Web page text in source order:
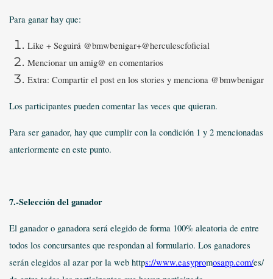
Para ganar hay que:
Like + Seguirá @bmwbenigar+@herculescfoficial
Mencionar un amig@ en comentarios
Extra: Compartir el post en los stories y menciona @bmwbenigar
Los participantes pueden comentar las veces que quieran.
Para ser ganador, hay que cumplir con la condición 1 y 2 mencionadas
anteriormente en este punto.
7.-Selección del ganador
El ganador o ganadora será elegido de forma 100% aleatoria de entre
todos los concursantes que respondan al formulario. Los ganadores
serán elegidos al azar por la web https://www.easypromosapp.com/es/